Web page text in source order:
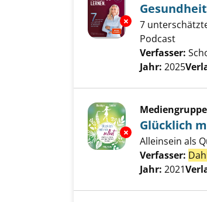
Exemplar-Details
7
Podcast
Verfasser:
Jahr: 2025
Exemplar-Details
Glücklich
Alleinsein als
Verfasser:
Jahr: 2021